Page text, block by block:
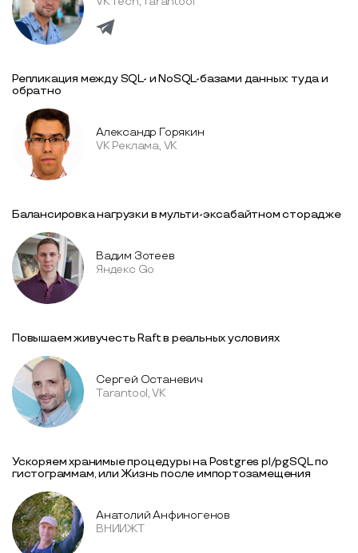
Репликация между SQL- и NoSQL-базами данных: туда и
обратно
Александр Горякин
VK Реклама, VK
Балансировка нагрузки в мульти-эксабайтном сторадже
Вадим Зотеев
Яндекс Go
Повышаем живучесть Raft в реальных условиях
Сергей Останевич
Tarantool, VK
Ускоряем хранимые процедуры на Postgres pl/pgSQL по
гистограммам, или Жизнь после импортозамещения
Анатолий Анфиногенов
ВНИИЖТ